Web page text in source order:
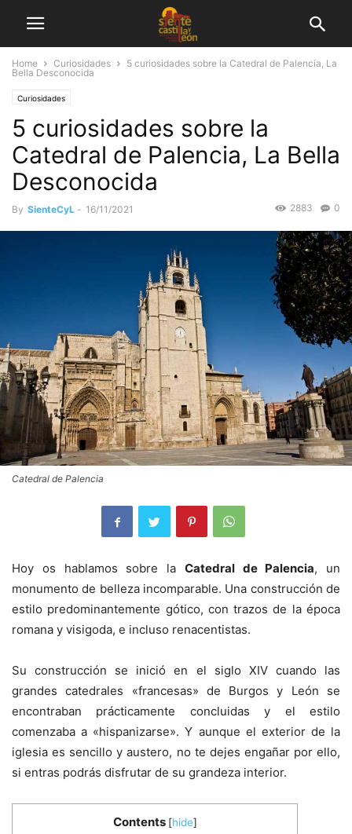
Home Curiosidades
5 curiosidades sobre la Catedral de Palencia, La
Bella Desconocida
Curiosidades
5 curiosidades sobre la
Catedral de Palencia, La Bella
Desconocida
By SienteCyL - 16/11/2021 0
2883
Catedral de Palencia
Hoy os hablamos sobre la Catedral de Palencia, un
monumento de belleza incomparable. Una construcción de
estilo predominantemente gótico, con trazos de la época
romana y visigoda, e incluso renacentistas.
Su construcción se inició en el siglo XIV cuando las
grandes catedrales «francesas» de Burgos y León se
encontraban prácticamente concluidas y el estilo
comenzaba a «hispanizarse». Y aunque el exterior de la
iglesia es sencillo y austero, no te dejes engañar por ello,
si entras podrás disfrutar de su grandeza interior.
Contents [hide]